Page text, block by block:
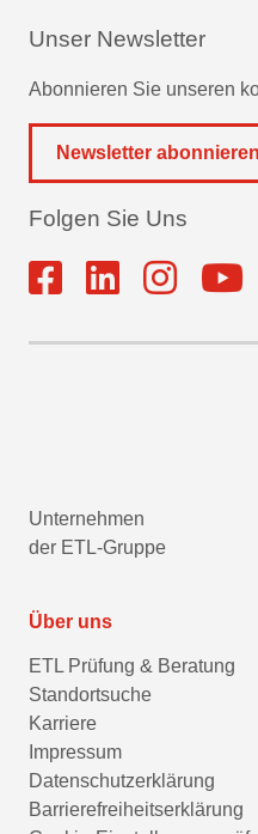
Unser Newsletter
Abonnieren Sie unseren
Newsletter abonnieren
Folgen Sie Uns
Unternehmen
der ETL-Gruppe
Über uns
ETL Prüfung & Beratung
Standortsuche
Karriere
Impressum
Datenschutzerklärung
Barrierefreiheitserklärung